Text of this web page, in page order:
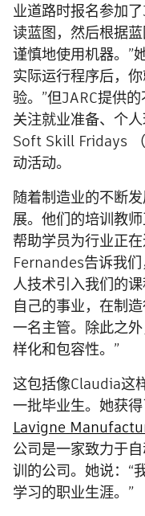
业道路时报名参加
读蓝图，然后根据
谨慎地使用机器。”
实际运行程序后，
验。”但JARC提供
关注就业准备、个
Soft Skill Fridays
动活动。
随着制造业的不断
展。他们的培训教
帮助学员为行业正
Fernandes告诉我
人技术引入我们的
自己的事业，在制
一名主管。除此之
样化和包容性。”
这包括像Claudia这
一批毕业生。她获得
Lavigne
公司是一家致力于
训的公司。她说：“
学习的职业生涯。”